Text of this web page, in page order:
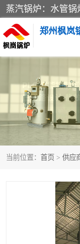
郑州枫岚
当前位置： 首页 > 供应